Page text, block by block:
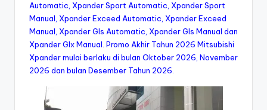
Automatic, Xpander Sport Automatic, Xpander Sport
Manual, Xpander Exceed Automatic, Xpander Exceed
Manual, Xpander Gls Automatic, Xpander Gls Manual dan
Xpander Glx Manual. Promo Akhir Tahun 2026 Mitsubishi
Xpander mulai berlaku di bulan Oktober 2026, November
2026 dan bulan Desember Tahun 2026.